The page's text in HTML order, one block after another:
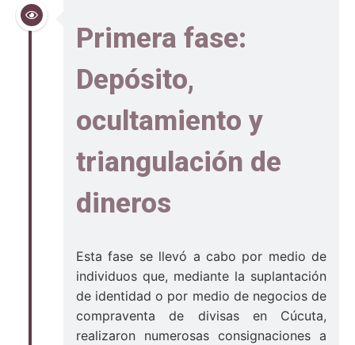
Primera fase:
Depósito,
ocultamiento y
triangulación de
dineros
Esta fase se llevó a cabo por medio de
individuos que, mediante la suplantación
de identidad o por medio de negocios de
compraventa de divisas en Cúcuta,
realizaron numerosas consignaciones a